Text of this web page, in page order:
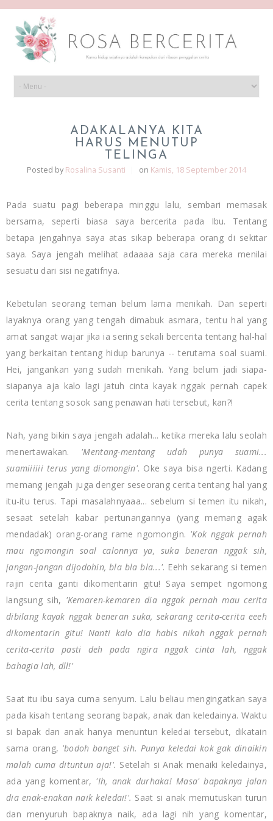
ADAKALANYA KITA
HARUS MENUTUP
TELINGA
Posted by Rosalina Susanti on Kamis, 18 September 2014
Pada suatu pagi beberapa minggu lalu, sembari memasak
bersama, seperti biasa saya bercerita pada Ibu. Tentang
betapa jengahnya saya atas sikap beberapa orang di sekitar
saya. Saya jengah melihat adaaaa saja cara mereka menilai
sesuatu dari sisi negatifnya.
Kebetulan seorang teman belum lama menikah. Dan seperti
layaknya orang yang tengah dimabuk asmara, tentu hal yang
amat sangat wajar jika ia sering sekali bercerita tentang hal-hal
yang berkaitan tentang hidup barunya -- terutama soal suami.
Hei, jangankan yang sudah menikah. Yang belum jadi siapa-
siapanya aja kalo lagi jatuh cinta kayak nggak pernah capek
cerita tentang sosok sang penawan hati tersebut, kan?!
Nah, yang bikin saya jengah adalah... ketika mereka lalu seolah
menertawakan. 'Mentang-mentang udah punya suami...
suamiiiiii terus yang diomongin'. Oke saya bisa ngerti. Kadang
memang jengah juga denger seseorang cerita tentang hal yang
itu-itu terus. Tapi masalahnyaaa... sebelum si temen itu nikah,
sesaat setelah kabar pertunangannya (yang memang agak
mendadak) orang-orang rame ngomongin. 'Kok nggak pernah
mau ngomongin soal calonnya ya, suka beneran nggak sih,
jangan-jangan dijodohin, bla bla bla...'. Eehh sekarang si temen
rajin cerita ganti dikomentarin gitu! Saya sempet ngomong
langsung sih, 'Kemaren-kemaren dia nggak pernah mau cerita
dibilang kayak nggak beneran suka, sekarang cerita-cerita eeeh
dikomentarin gitu! Nanti kalo dia habis nikah nggak pernah
cerita-cerita pasti deh pada ngira nggak cinta lah, nggak
bahagia lah, dll!'
Saat itu ibu saya cuma senyum. Lalu beliau mengingatkan saya
pada kisah tentang seorang bapak, anak dan keledainya. Waktu
si bapak dan anak hanya menuntun keledai tersebut, dikatain
sama orang, 'bodoh banget sih. Punya keledai kok gak dinaikin
malah cuma dituntun aja!'. Setelah si Anak menaiki keledainya,
ada yang komentar, 'Ih, anak durhaka! Masa' bapaknya jalan
dia enak-enakan naik keledai!'. Saat si anak memutuskan turun
dan menyuruh bapaknya naik, ada lagi nih yang komentar,